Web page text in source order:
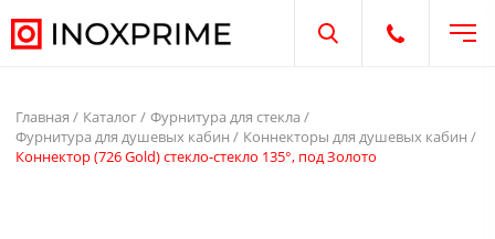
Открыть поиск
Открыть
Главная Каталог
Фурнитура для стекла
Фурнитура для душевых кабин
Коннекторы для душевых кабин
Коннектор (726 Gold) стекло-стекло 135°, под Золото